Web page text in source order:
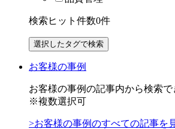
検索ヒット件数0件
お客様の事例
お客様の事例の記事内から検索で
※複数選択可
>お客様の事例のすべての記事を